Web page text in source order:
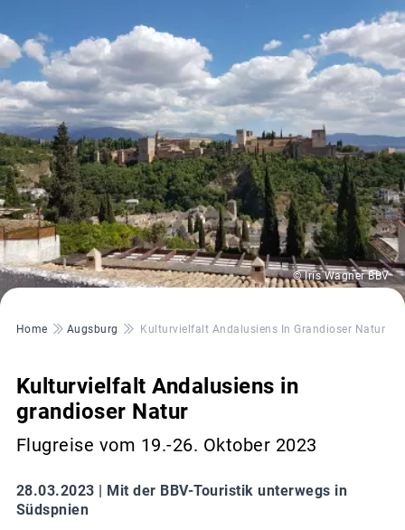
© Iris Wagner BBV
Pfadnavigation
Home Augsburg Kulturvielfalt Andalusiens In Grandioser Natur
Kulturvielfalt Andalusiens in
grandioser Natur
Flugreise vom 19.-26. Oktober 2023
28.03.2023 | Mit der BBV-Touristik unterwegs in
Südspnien